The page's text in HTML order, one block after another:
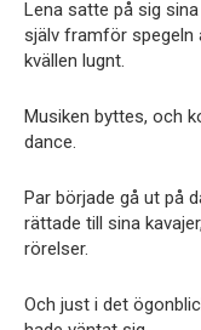
Lena satte på sig
själv framför spegeln
kvällen lugnt.
Musiken byttes, och
dance.
Par började gå ut på
rättade till sina
rörelser.
Och just i det